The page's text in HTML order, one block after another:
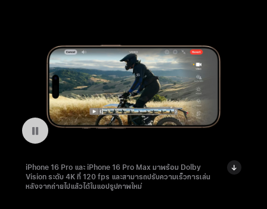
หยุดฉายวีดีโอ: ความเร็วการเล่นบน iPhone 16 Pro
iPhone 16 Pro และ iPhone 16 Pro Max มาพร้อม Dolby
Vision ระดับ 4K ที่ 120 fps และสามารถปรับความเร็วการเล่น
หลังจากถ่ายไปแล้วได้ในแอปรูปภาพใหม่